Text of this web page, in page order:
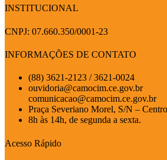
INSTITUCIONAL
CNPJ: 07.660.350/0001-23
INFORMAÇÕES DE CONTATO
(88) 3621-2123 / 3621-0024
ouvidoria@camocim.ce.gov.br
comunicacao@camocim.ce.gov.br
Praça Severiano Morel, S/N –
8h às 14h, de segunda a sexta.
Acesso Rápido